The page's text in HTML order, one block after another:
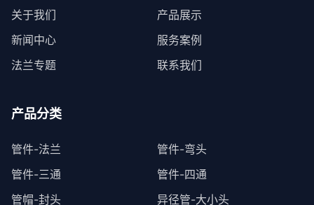
关于我们
产品展示
新闻中心
服务案例
法兰专题
联系我们
产品分类
管件-法兰
管件-弯头
管件-三通
管件-四通
管帽-封头
异径管-大小头